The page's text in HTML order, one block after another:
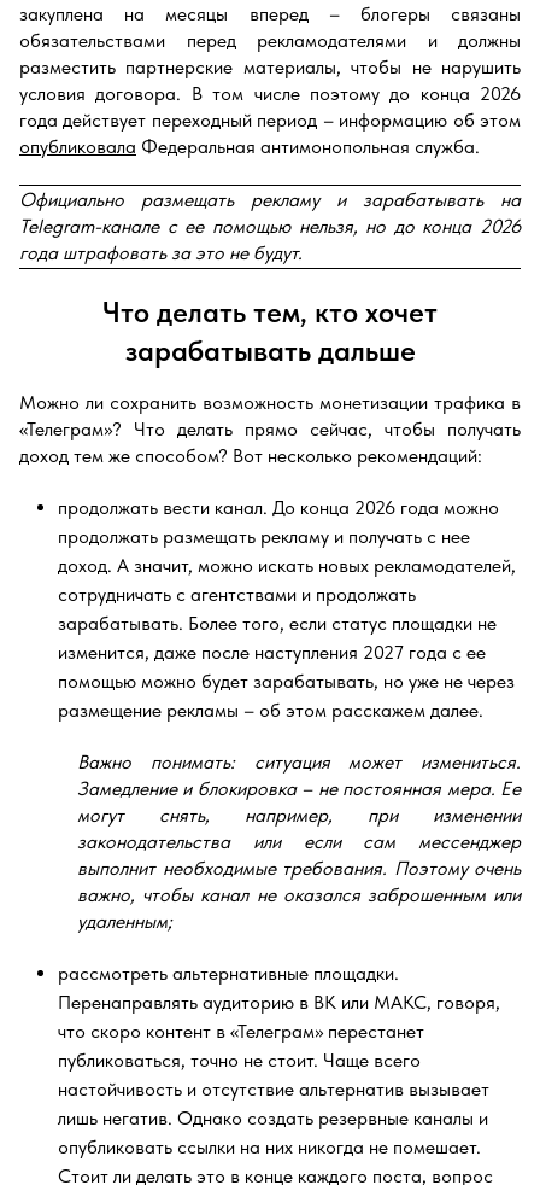
закуплена на месяцы вперед – блогеры связаны
обязательствами перед рекламодателями и должны
разместить партнерские материалы, чтобы не нарушить
условия договора. В том числе поэтому до конца 2026
года действует переходный период – информацию об этом
опубликовала Федеральная антимонопольная служба.
Официально размещать рекламу и зарабатывать на
Telegram-каналес ее помощью нельзя, но до конца 2026
года штрафовать за это не будут.
Что делать тем, кто хочет
зарабатывать дальше
Можно ли сохранить возможность монетизации трафика в
«Телеграм»? Что делать прямо сейчас, чтобы получать
доход тем же способом? Вот несколько рекомендаций:
продолжать вести канал. До конца 2026 года можно
продолжать размещать рекламу и получать с нее
доход. А значит, можно искать новых рекламодателей,
сотрудничать с агентствами и продолжать
зарабатывать. Более того, если статус площадки не
изменится, даже после наступления 2027 года с ее
помощью можно будет зарабатывать, но уже не через
размещение рекламы – об этом расскажем далее.
Важно понимать: ситуация может измениться.
Замедление и блокировка – не постоянная мера. Ее
могут снять, например, при изменении
законодательства или если сам мессенджер
выполнит необходимые требования. Поэтому очень
важно, чтобы канал не оказался заброшенным или
удаленным;
рассмотреть альтернативные площадки.
Перенаправлять аудиторию в ВК или МАКС, говоря,
что скоро контент в «Телеграм» перестанет
публиковаться, точно не стоит. Чаще всего
настойчивость и отсутствие альтернатив вызывает
лишь негатив. Однако создать резервные каналы и
опубликовать ссылки на них никогда не помешает.
Стоит ли делать это в конце каждого поста, вопрос